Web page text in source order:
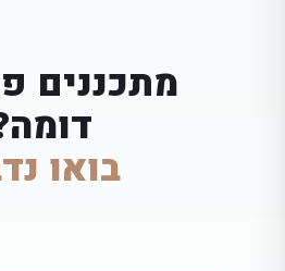
מתכננים
בואו